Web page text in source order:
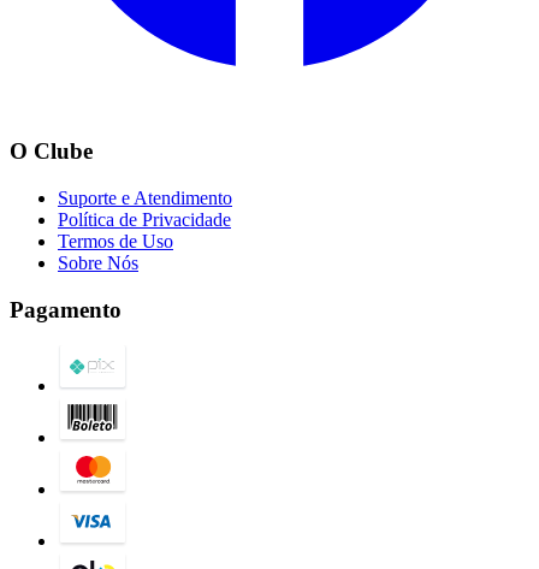
O Clube
Suporte e Atendimento
Política de Privacidade
Termos de Uso
Sobre Nós
Pagamento